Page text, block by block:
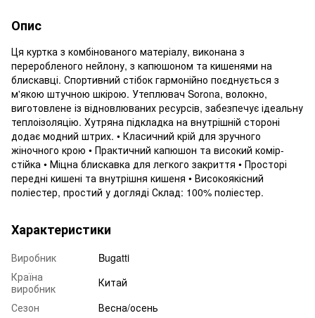
Опис
Ця куртка з комбінованого матеріалу, виконана з
переробленого нейлону, з капюшоном та кишенями на
блискавці. Спортивний стібок гармонійно поєднується з
м'якою штучною шкірою. Утеплювач Sorona, волокно,
виготовлене із відновлюваних ресурсів, забезпечує ідеальну
теплоізоляцію. Хутряна підкладка на внутрішній стороні
додає модний штрих. • Класичний крій для зручного
жіночного крою • Практичний капюшон та високий комір-
стійка • Міцна блискавка для легкого закриття • Просторі
передні кишені та внутрішня кишеня • Високоякісний
поліестер, простий у догляді Склад: 100% поліестер.
Характеристики
Виробник
Bugatti
Країна
виробник
Китай
Сезон
Весна/осень